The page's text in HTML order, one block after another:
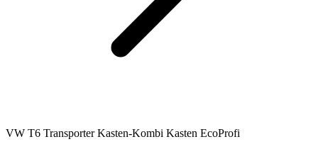
VW T6 Transporter Kasten-Kombi Kasten EcoProfi